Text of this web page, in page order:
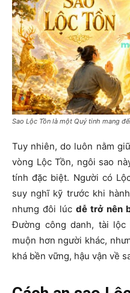
Sao Lộc Tồn là một Quý tinh mang
Tuy nhiên, do luôn nằm
vòng Lộc Tồn, ngôi sao
tính đặc biệt. Người có
suy nghĩ kỹ trước khi
nhưng đôi lúc dễ trở nên
Đường công danh, tài lộc
muộn hơn người khác,
khá bền vững, hậu vận về